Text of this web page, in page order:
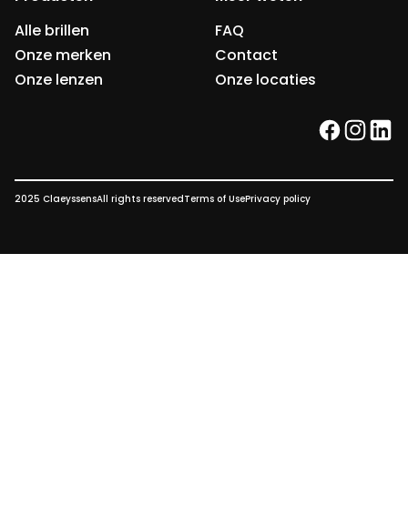
Alle brillen
Onze merken
Onze lenzen
FAQ
Contact
Onze locaties
facebook
2025 ClaeyssensAll rights reservedTerms of UsePrivacy policy